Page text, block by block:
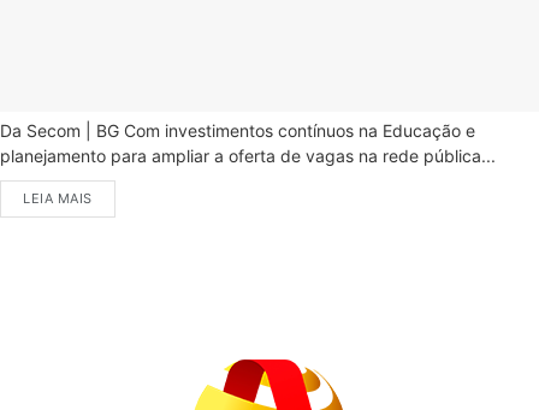
Da Secom | BG Com investimentos contínuos na Educação e
planejamento para ampliar a oferta de vagas na rede pública...
LEIA MAIS